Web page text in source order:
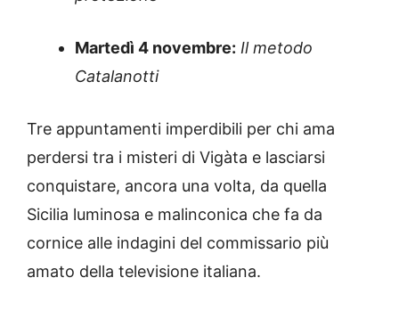
Martedì 4 novembre: Il metodo
Catalanotti
Tre appuntamenti imperdibili per chi ama
perdersi tra i misteri di Vigàta e lasciarsi
conquistare, ancora una volta, da quella
Sicilia luminosa e malinconica che fa da
cornice alle indagini del commissario più
amato della televisione italiana.